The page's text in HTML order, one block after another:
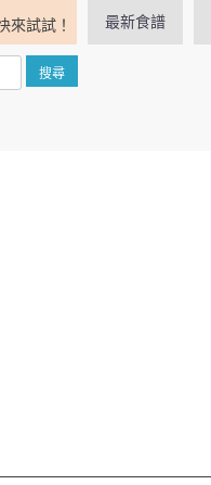
來試試！ 最新食譜